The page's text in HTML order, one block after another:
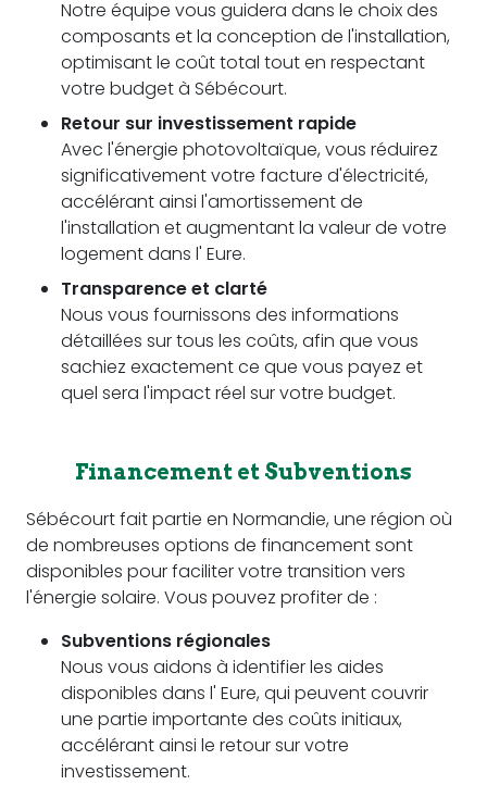
Notre équipe vous guidera dans le choix des
composants et la conception de l'installation,
optimisant le coût total tout en respectant
votre budget à Sébécourt.
Retour sur investissement rapide
Avec l'énergie photovoltaïque, vous réduirez
significativement votre facture d'électricité,
accélérant ainsi l'amortissement de
l'installation et augmentant la valeur de votre
logement dans l' Eure.
Transparence et clarté
Nous vous fournissons des informations
détaillées sur tous les coûts, afin que vous
sachiez exactement ce que vous payez et
quel sera l'impact réel sur votre budget.
Financement et Subventions
Sébécourt fait partie en Normandie, une région où
de nombreuses options de financement sont
disponibles pour faciliter votre transition vers
l'énergie solaire. Vous pouvez profiter de :
Subventions régionales
Nous vous aidons à identifier les aides
disponibles dans l' Eure, qui peuvent couvrir
une partie importante des coûts initiaux,
accélérant ainsi le retour sur votre
investissement.